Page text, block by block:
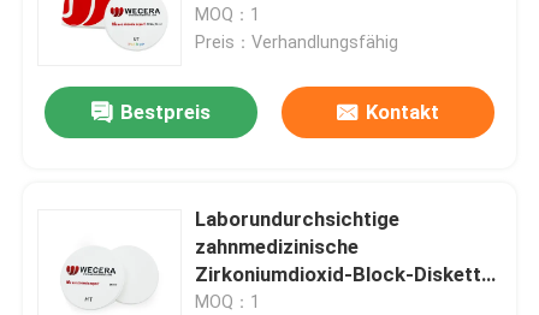
zahnmedizinische
Zirkoniumdioxid-Disketten-49%
MOQ：1
Preis：Verhandlungsfähig
Bestpreis Kontakt
Laborundurchsichtige
zahnmedizinische
Zirkoniumdioxid-Block-Diskette
Mpa-Stärke 1200 für CAD-
MOQ：1